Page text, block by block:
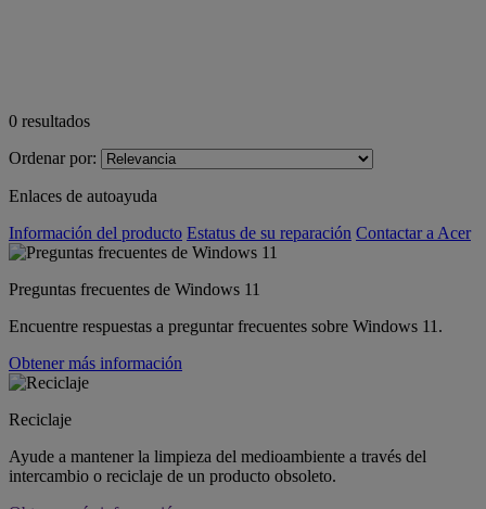
0 resultados
Ordenar por:
Enlaces de autoayuda
Información del producto Estatus de su reparación Contactar a Acer
Preguntas frecuentes de Windows 11
Encuentre respuestas a preguntar frecuentes sobre Windows 11.
Obtener más información
Reciclaje
Ayude a mantener la limpieza del medioambiente a través del
intercambio o reciclaje de un producto obsoleto.